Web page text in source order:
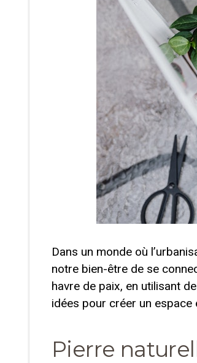
Dans un monde où
notre bien-être de se
havre de paix, en utilisant
idées pour créer un espace
Pierre